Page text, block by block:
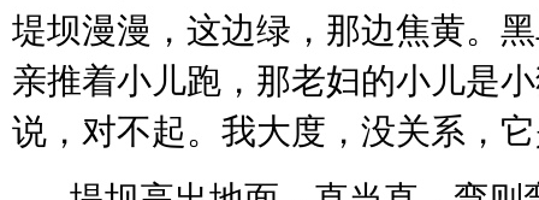
堤坝漫漫，这边绿，那边焦黄。
亲推着小儿跑，那老妇的小儿是
说，对不起。我大度，没关系，